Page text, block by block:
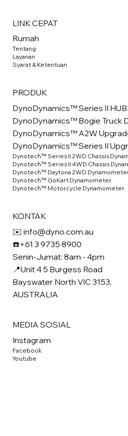
LINK CEPAT
Rumah
Tentang
Layanan
Syarat & Ketentuan
PRODUK
DynoDynamics™ Series II
DynoDynamics™ Bogie Truck
DynoDynamics™ A2W
DynoDynamics™ Series II
Dynotech™ Series II 2WD Chassis
Dynotech™ Series II 4WD Chassis
Dynotech™ Daytona 2WD
Dynotech™ GoKart Dynamometer
Dynotech™ Motorcycle Dynamometer
MEDIA SOSIAL
Instagram
Facebook
Youtube
KONTAK
✉️ info@dyno.com.au
☎️+61 3 9735 8900
Senin-Jumat: 8am - 4pm
📍Unit 4 5 Burgess Road
Bayswater North VIC 3153,
AUSTRALIA